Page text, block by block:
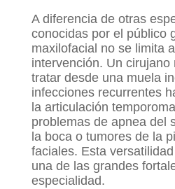
A diferencia de otras
conocidas por el público
maxilofacial no se limita
intervención. Un
tratar desde una muela
infecciones recurrentes
la articulación
problemas de apnea del
la boca o tumores de la
faciales. Esta
una de las grandes
especialidad.